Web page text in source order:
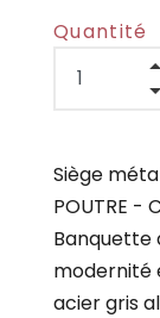
Quantité
Siège
POUTRE -
Banquette
modernité
acier gris